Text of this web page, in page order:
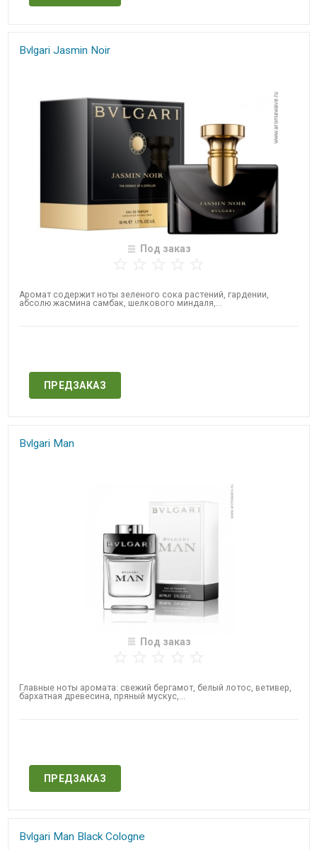
Bvlgari Jasmin Noir
Под заказ
Аромат содержит ноты зеленого сока растений, гардении,
абсолю жасмина самбак, шелкового миндаля,...
ПРЕДЗАКАЗ
Bvlgari Man
Под заказ
Главные ноты аромата: свежий бергамот, белый лотос, ветивер,
бархатная древесина, пряный мускус,...
ПРЕДЗАКАЗ
Bvlgari Man Black Cologne​